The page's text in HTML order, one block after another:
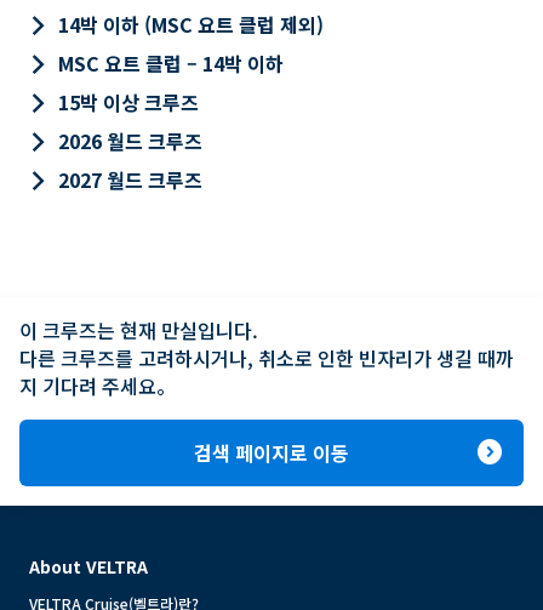
keyboard_arrow_right 14박 이하 (MSC 요트 클럽 제외)
keyboard_arrow_right MSC 요트 클럽 – 14박 이하
keyboard_arrow_right 15박 이상 크루즈
keyboard_arrow_right 2026 월드 크루즈
keyboard_arrow_right 2027 월드 크루즈
이 크루즈는 현재 만실입니다.
다른 크루즈를 고려하시거나, 취소로 인한 빈자리가 생길 때까
지 기다려 주세요。
검색 페이지로 이동 expand_circle_right
About VELTRA
VELTRA Cruise(벨트라)란?